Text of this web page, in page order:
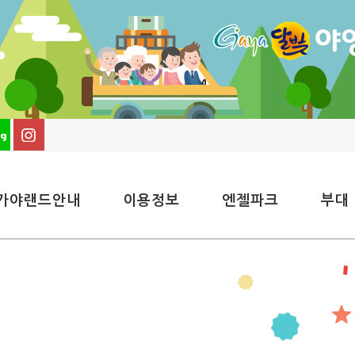
야랜드안내 이용정보 엔젤파크 부대